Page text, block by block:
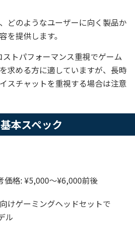
どのようなユーザーに向く製品か
を提供します。
トパフォーマンス重視でゲーム
求める方に適していますが、長時
スチャットを重視する場合は注意
本スペック
価格: ¥5,000〜¥6,000前後
けゲーミングヘッドセットで
ル